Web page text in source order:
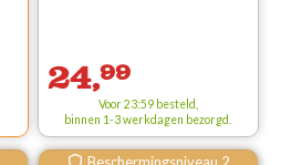
24,99
Voor 23:59 besteld,
binnen 1-3 werkdagen bezorgd.